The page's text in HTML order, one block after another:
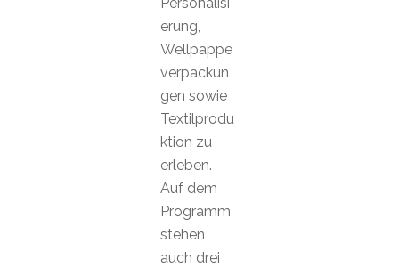
erung,
Wellpappe
verpackun
gen sowie
Textilprodu
ktion zu
erleben.
Auf dem
Programm
stehen
auch drei